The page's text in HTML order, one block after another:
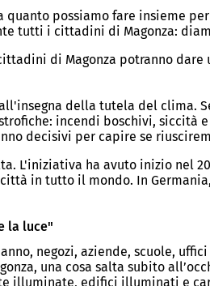
quanto possiamo fare insieme
tutti i cittadini di Magonza:
di Magonza potranno
della tutela del
incendi boschivi,
decisivi per capire se
L'iniziativa ha avuto inizio nel
in tutto il mondo. In
la luce"
negozi, aziende, scuole,
una cosa salta subito
illuminate, edifici illuminati e